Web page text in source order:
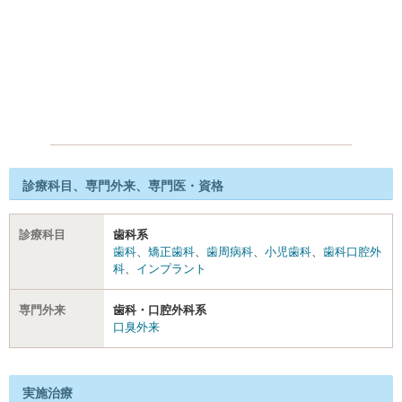
診療科目、専門外来、専門医・資格
診療科目
歯科系
歯科、 矯正歯科、 歯周病科、 小児歯科、 歯科口腔外
科、 インプラント
専門外来
歯科・口腔外科系
口臭外来
実施治療